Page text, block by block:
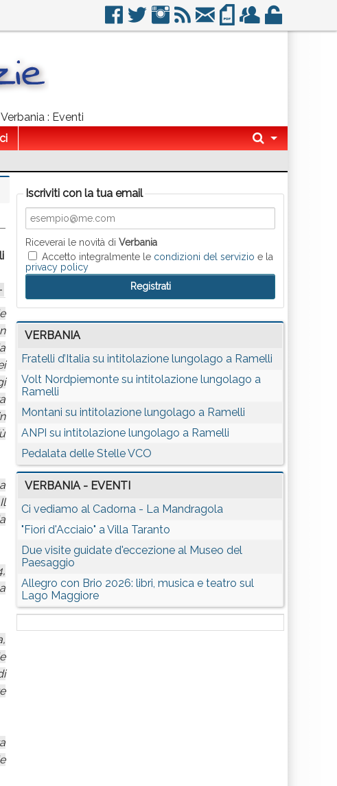
: Eventi
Iscriviti con la tua email
Riceverai le novità diVerbania
Accetto integralmente le condizioni del servizio e la
privacy policy
VERBANIA
Fratelli d’Italia su intitolazione lungolago a Ramelli
Volt Nordpiemonte su intitolazione lungolago a
Ramelli
Montani su intitolazione lungolago a Ramelli
ANPI su intitolazione lungolago a Ramelli
Pedalata delle Stelle VCO
VERBANIA - EVENTI
Ci vediamo al Cadorna - La Mandragola
"Fiori d'Acciaio" a Villa Taranto
Due visite guidate d'eccezione al Museo del
Paesaggio
Allegro con Brio 2026: libri, musica e teatro sul
Lago Maggiore